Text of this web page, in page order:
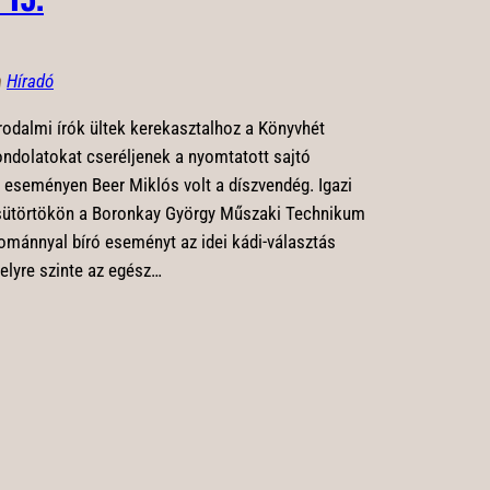
Híradó
írók ültek kerekasztalhoz a Könyvhét
cseréljenek a nyomtatott sajtó
Beer Miklós volt a díszvendég. Igazi
a Boronkay György Műszaki Technikum
bíró eseményt az idei kádi-választás
szinte az egész…